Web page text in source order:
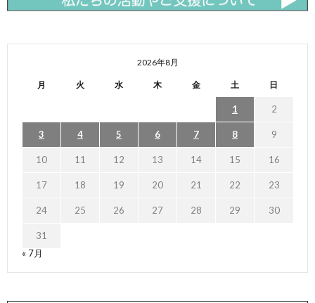
2026年8月
月 火 水 木 金 土 日
1 2
3 4 5 6 7 8 9
10 11 12 13 14 15 16
17 18 19 20 21 22 23
24 25 26 27 28 29 30
31
« 7月